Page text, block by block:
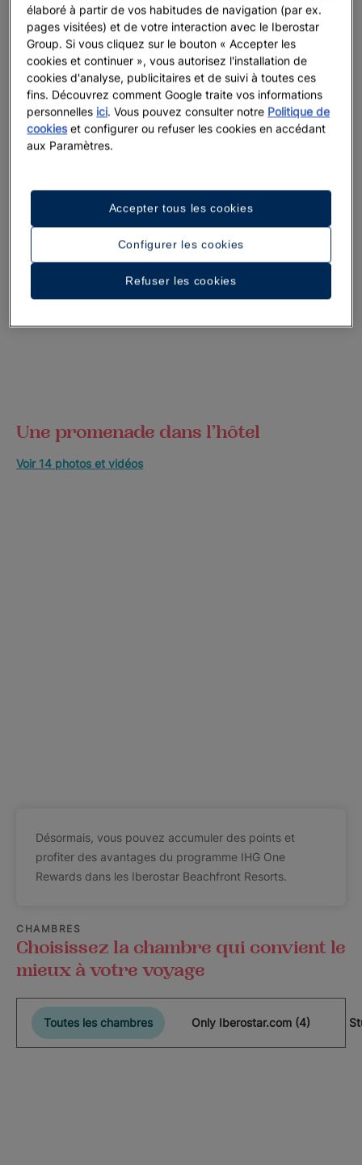
Une promenade dans l’hôtel
Voir 14 photos et vidéos
Désormais, vous pouvez accumuler des points et
profiter des avantages du programme IHG One
Rewards dans les Iberostar Beachfront Resorts.
CHAMBRES
Choisissez la chambre qui convient le
mieux à votre voyage
Toutes les chambres Only Iberostar.com (4)
élaboré à partir de vos habitudes de navigation (par ex.
pages visitées) et de votre interaction avec le Iberostar
Group. Si vous cliquez sur le bouton « Accepter les
cookies et continuer », vous autorisez l'installation de
cookies d'analyse, publicitaires et de suivi à toutes ces
fins. Découvrez comment Google traite vos informations
personnelles ici. Vous pouvez consulter notre Politique de
cookies et configurer ou refuser les cookies en accédant
aux Paramètres.
Configurer les cookies
Refuser les cookies
Accepter tous les cookies